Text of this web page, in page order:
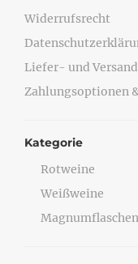
Widerrufsrecht
Liefer- und
Zahlungsoptionen
Kategorie
Rotweine
Weißweine
Magnumflaschen